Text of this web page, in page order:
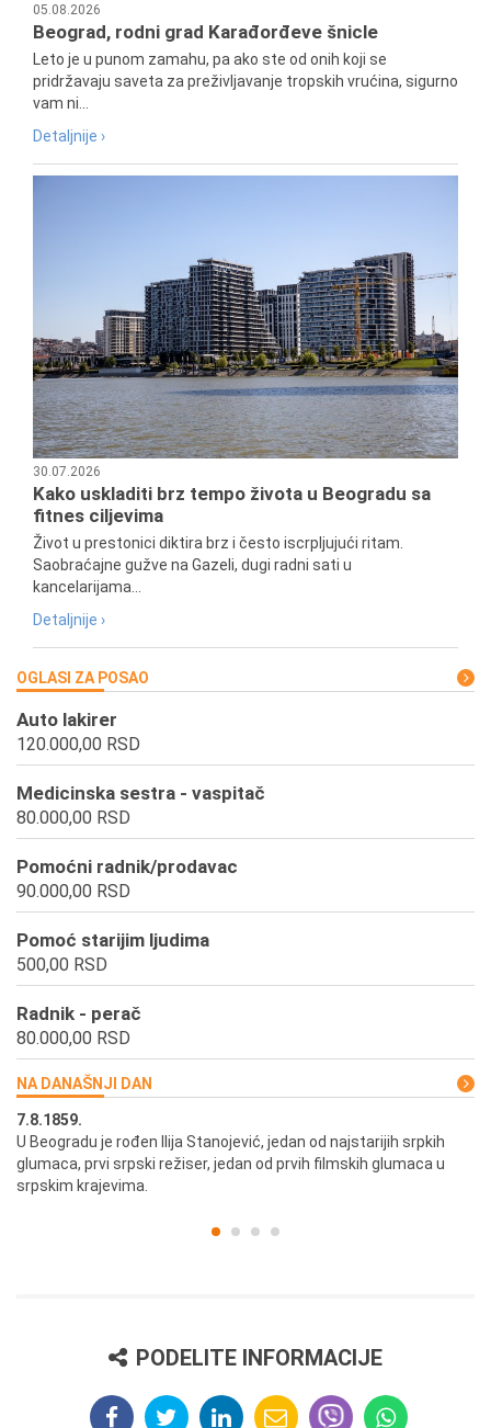
05.08.2026
Beograd, rodni grad Karađorđeve šnicle
Leto je u punom zamahu, pa ako ste od onih koji se
pridržavaju saveta za preživljavanje tropskih vrućina, sigurno
vam ni...
Detaljnije ›
30.07.2026
Kako uskladiti brz tempo života u Beogradu sa
fitnes ciljevima
Život u prestonici diktira brz i često iscrpljujući ritam.
Saobraćajne gužve na Gazeli, dugi radni sati u
kancelarijama...
Detaljnije ›
OGLASI ZA POSAO
Auto lakirer
120.000,00 RSD
Medicinska sestra - vaspitač
80.000,00 RSD
Pomoćni radnik/prodavac
90.000,00 RSD
Pomoć starijim ljudima
500,00 RSD
Radnik - perač
80.000,00 RSD
NA DANAŠNJI DAN
7.8.1859.
U Beogradu je rođen Ilija Stanojević, jedan od najstarijih srpkih
glumaca, prvi srpski režiser, jedan od prvih filmskih glumaca u
srpskim krajevima.
PODELITE INFORMACIJE